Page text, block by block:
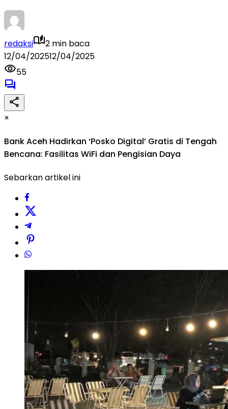
redaksi
2 min baca
12/04/202512/04/2025
55
×
Bank Aceh Hadirkan ‘Posko Digital’ Gratis di Tengah
Bencana: Fasilitas WiFi dan Pengisian Daya
Sebarkan artikel ini